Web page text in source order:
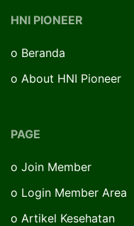
HNI PIONEER
o Beranda
o About HNI Pioneer
PAGE
o Join Member
o Login Member Area
o Artikel Kesehatan